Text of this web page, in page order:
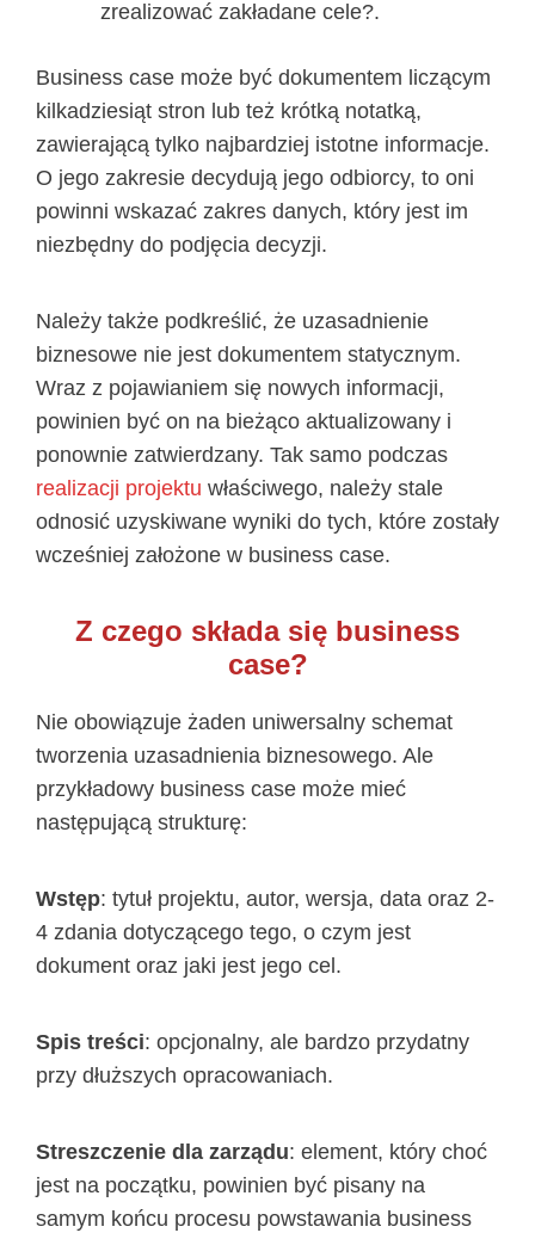
zrealizować zakładane cele?.
Business case może być dokumentem liczącym
kilkadziesiąt stron lub też krótką notatką,
zawierającą tylko najbardziej istotne informacje.
O jego zakresie decydują jego odbiorcy, to oni
powinni wskazać zakres danych, który jest im
niezbędny do podjęcia decyzji.
Należy także podkreślić, że uzasadnienie
biznesowe nie jest dokumentem statycznym.
Wraz z pojawianiem się nowych informacji,
powinien być on na bieżąco aktualizowany i
ponownie zatwierdzany. Tak samo podczas
realizacji projektu właściwego, należy stale
odnosić uzyskiwane wyniki do tych, które zostały
wcześniej założone w business case.
Z czego składa się business
case?
Nie obowiązuje żaden uniwersalny schemat
tworzenia uzasadnienia biznesowego. Ale
przykładowy business case może mieć
następującą strukturę:
Wstęp: tytuł projektu, autor, wersja, data oraz 2-
4 zdania dotyczącego tego, o czym jest
dokument oraz jaki jest jego cel.
Spis treści: opcjonalny, ale bardzo przydatny
przy dłuższych opracowaniach.
Streszczenie dla zarządu: element, który choć
jest na początku, powinien być pisany na
samym końcu procesu powstawania business